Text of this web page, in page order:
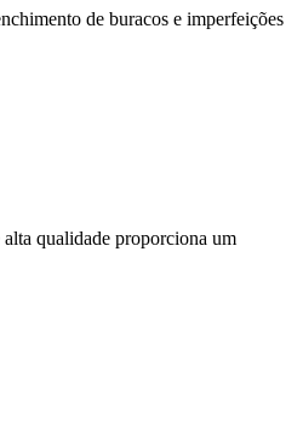
de buracos e imperfeições
qualidade proporciona um